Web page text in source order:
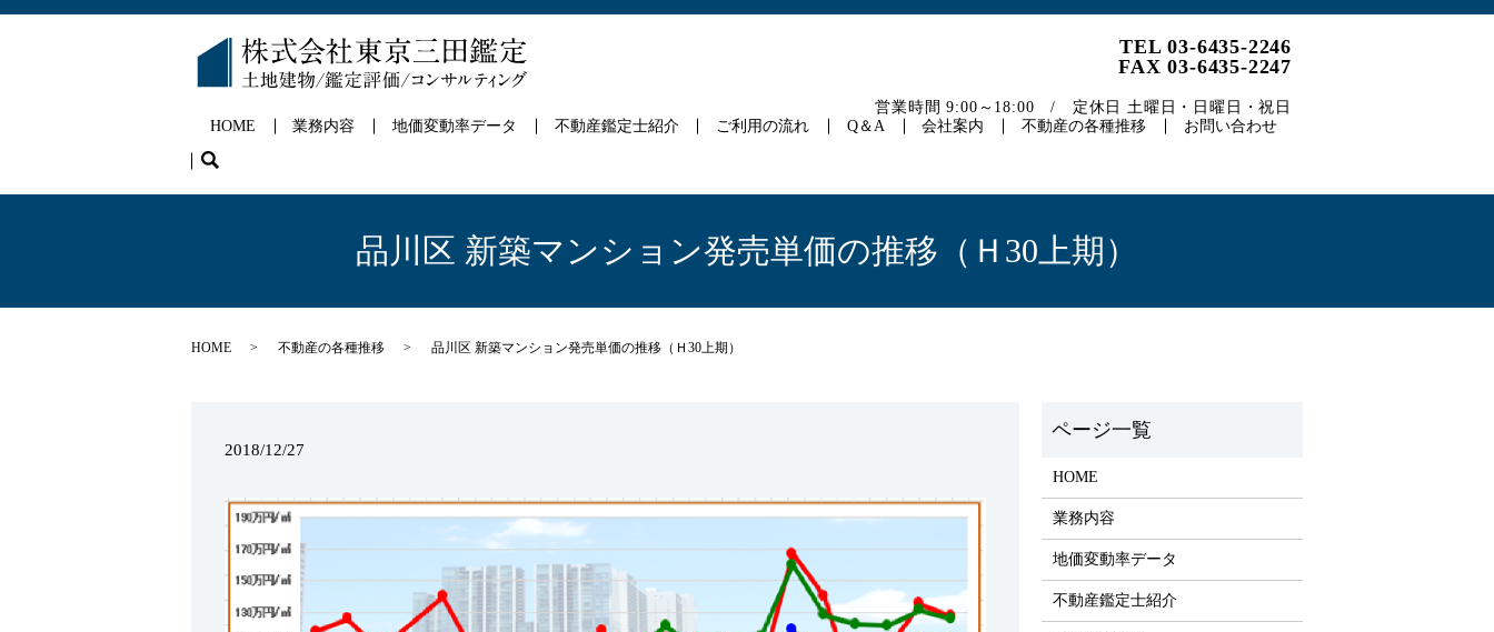
HOME 業務内容 地価変動率データ 不動産鑑定士紹介 ご利用の流れ Q＆A 会社案内 不動産の各種推移 お問い合わせ
search
TEL 03-6435-2246
FAX 03-6435-2247
営業時間 9:00～18:00 / 定休日 土曜日・日曜日・祝日
品川区 新築マンション発売単価の推移（Ｈ30上期）
HOME 不動産の各種推移 品川区 新築マンション発売単価の推移（Ｈ30上期）
2018/12/27
HOME
業務内容
地価変動率データ
不動産鑑定士紹介